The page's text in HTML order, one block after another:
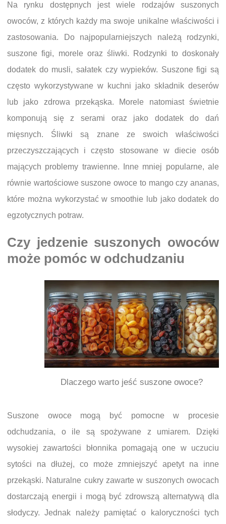
Na rynku dostępnych jest wiele rodzajów suszonych
owoców, z których każdy ma swoje unikalne właściwości i
zastosowania. Do najpopularniejszych należą rodzynki,
suszone figi, morele oraz śliwki. Rodzynki to doskonały
dodatek do musli, sałatek czy wypieków. Suszone figi są
często wykorzystywane w kuchni jako składnik deserów
lub jako zdrowa przekąska. Morele natomiast świetnie
komponują się z serami oraz jako dodatek do dań
mięsnych. Śliwki są znane ze swoich właściwości
przeczyszczających i często stosowane w diecie osób
mających problemy trawienne. Inne mniej popularne, ale
równie wartościowe suszone owoce to mango czy ananas,
które można wykorzystać w smoothie lub jako dodatek do
egzotycznych potraw.
Czy jedzenie suszonych owoców
może pomóc w odchudzaniu
Dlaczego warto jeść suszone owoce?
Suszone owoce mogą być pomocne w procesie
odchudzania, o ile są spożywane z umiarem. Dzięki
wysokiej zawartości błonnika pomagają one w uczuciu
sytości na dłużej, co może zmniejszyć apetyt na inne
przekąski. Naturalne cukry zawarte w suszonych owocach
dostarczają energii i mogą być zdrowszą alternatywą dla
słodyczy. Jednak należy pamiętać o kaloryczności tych